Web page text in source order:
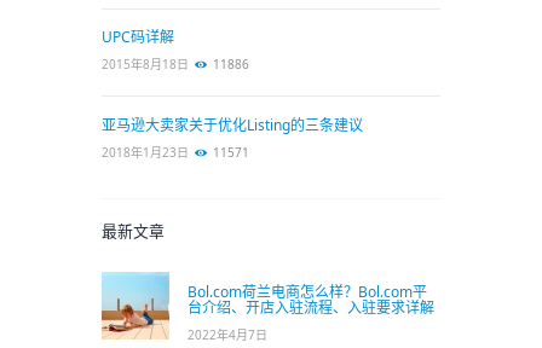
UPC码详解
2015年8月18日 11886
亚马逊大卖家关于优化Listing的三条建议
2018年1月23日 11571
最新文章
Bol.com荷兰电商怎么样？Bol.com平
台介绍、开店入驻流程、入驻要求详解
2022年4月7日